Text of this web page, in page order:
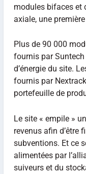
modules bifaces et
axiale, une
Plus de 90 000
fournis par
d’énergie du site.
fournis par
portefeuille de
Le site « empile »
revenus afin d’être
subventions. Et ce
alimentées par
suiveurs et du